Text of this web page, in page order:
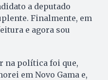
a deputado
Finalmente, em
e agora sou
na política foi que,
em Novo Gama e,